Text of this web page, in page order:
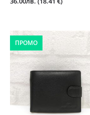
ПРОМО